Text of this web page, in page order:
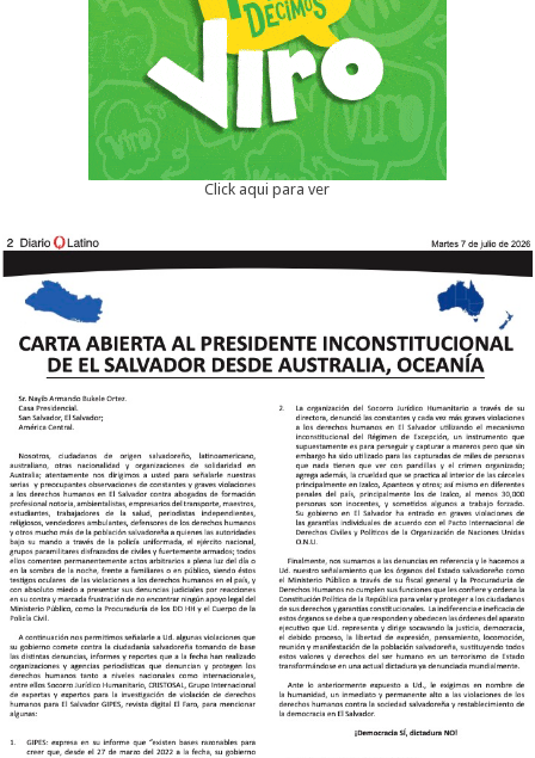
Click aqui para ver